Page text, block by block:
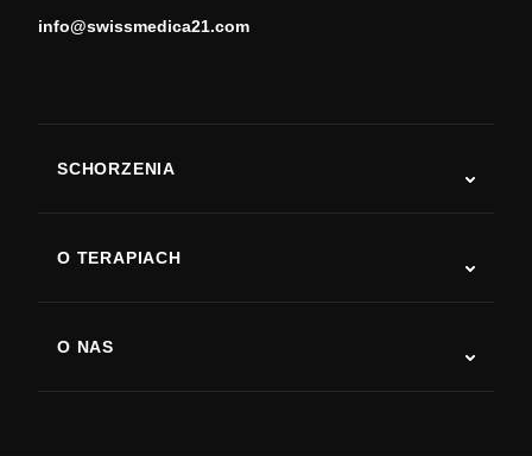
info@swissmedica21.com
SCHORZENIA
Choroba Parkinsona
Zapalenie stawów
O TERAPIACH
O NAS